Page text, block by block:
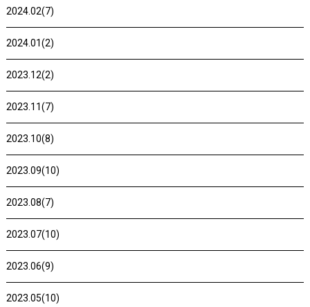
2024.02(7)
2024.01(2)
2023.12(2)
2023.11(7)
2023.10(8)
2023.09(10)
2023.08(7)
2023.07(10)
2023.06(9)
2023.05(10)